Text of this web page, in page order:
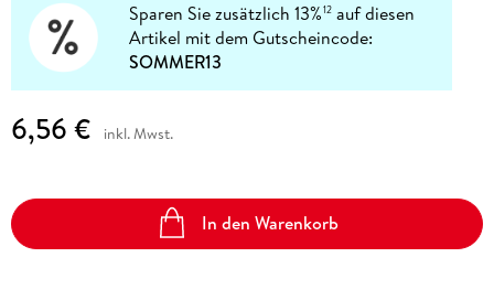
Sparen Sie zusätzlich 13%12 auf diesen
Artikel mit dem Gutscheincode:
SOMMER13
6,56 € inkl. Mwst.
In den Warenkorb